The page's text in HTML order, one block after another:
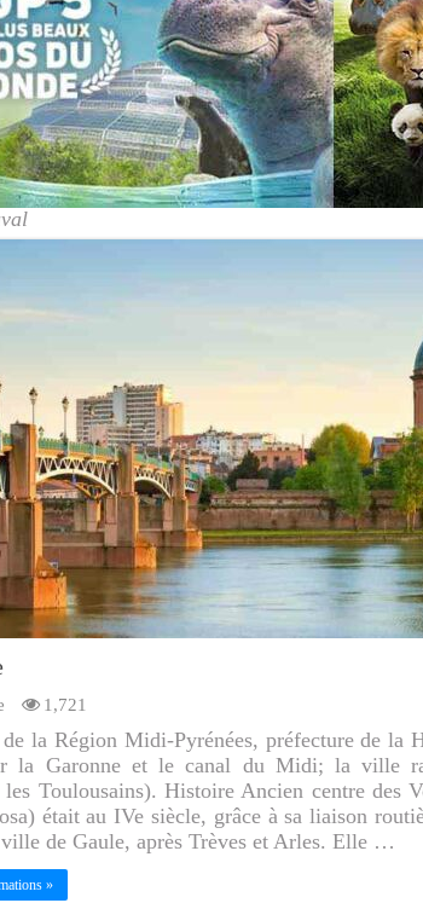
1,721
la Région Midi-Pyrénées, préfecture de la
la Garonne et le canal du Midi; la ville
les Toulousains). Histoire Ancien centre des
était au IVe siècle, grâce à sa liaison
de Gaule, après Trèves et Arles. Elle …
»